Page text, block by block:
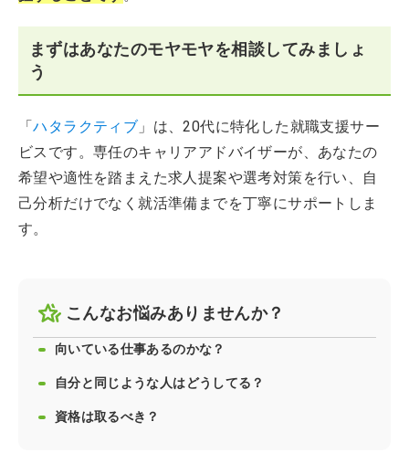
まずはあなたのモヤモヤを相談してみましょ
う
「ハタラクティブ 」は、20代に特化した就職支援サー
ビスです。専任のキャリアアドバイザーが、あなたの
希望や適性を踏まえた求人提案や選考対策を行い、自
己分析だけでなく就活準備までを丁寧にサポートしま
す。
こんなお悩みありませんか？
向いている仕事あるのかな？
自分と同じような人はどうしてる？
資格は取るべき？